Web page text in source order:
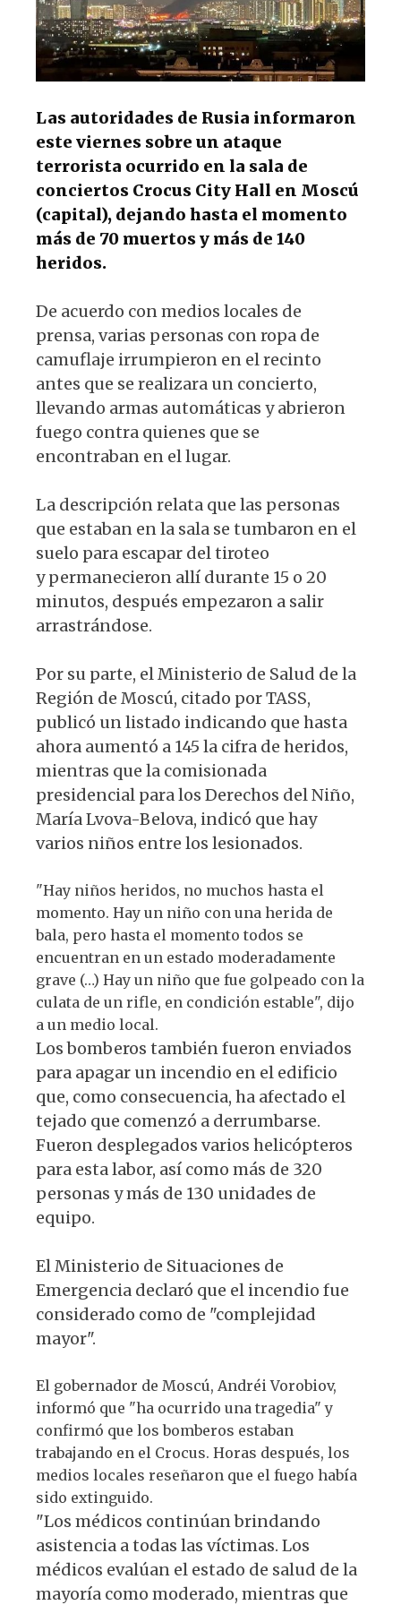
Las autoridades de Rusia informaron
este viernes sobre un ataque
terrorista ocurrido en la sala de
conciertos Crocus City Hall en Moscú
(capital), dejando hasta el momento
más de 70 muertos y más de 140
heridos.
De acuerdo con medios locales de
prensa, varias personas con ropa de
camuflaje irrumpieron en el recinto
antes que se realizara un concierto,
llevando armas automáticas y abrieron
fuego contra quienes que se
encontraban en el lugar.
La descripción relata que las personas
que estaban en la sala se tumbaron en el
suelo para escapar del tiroteo
y permanecieron allí durante 15 o 20
minutos, después empezaron a salir
arrastrándose.
Por su parte, el Ministerio de Salud de la
Región de Moscú, citado por TASS,
publicó un listado indicando que hasta
ahora aumentó a 145 la cifra de heridos,
mientras que la comisionada
presidencial para los Derechos del Niño,
María Lvova-Belova, indicó que hay
varios niños entre los lesionados.
"Hay niños heridos, no muchos hasta el
momento. Hay un niño con una herida de
bala, pero hasta el momento todos se
encuentran en un estado moderadamente
grave (…) Hay un niño que fue golpeado con la
culata de un rifle, en condición estable", dijo
a un medio local.
Los bomberos también fueron enviados
para apagar un incendio en el edificio
que, como consecuencia, ha afectado el
tejado que comenzó a derrumbarse.
Fueron desplegados varios helicópteros
para esta labor, así como más de 320
personas y más de 130 unidades de
equipo.
El Ministerio de Situaciones de
Emergencia declaró que el incendio fue
considerado como de "complejidad
mayor".
El gobernador de Moscú, Andréi Vorobiov,
informó que "ha ocurrido una tragedia" y
confirmó que los bomberos estaban
trabajando en el Crocus. Horas después, los
medios locales reseñaron que el fuego había
sido extinguido.
"Los médicos continúan brindando
asistencia a todas las víctimas. Los
médicos evalúan el estado de salud de la
mayoría como moderado, mientras que